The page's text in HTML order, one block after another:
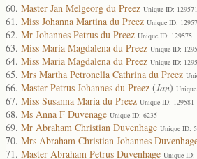
Master Jan Melgeorg du Preez Unique ID: 129571
Miss Johanna Martina du Preez Unique ID:
Mr Johannes Petrus du Preez Unique ID: 129575
Miss Maria Magdalena du Preez Unique ID:
Miss Maria Magdalena du Preez Unique ID:
Mrs Martha Petronella Cathrina du Preez
Master Petrus Johannes du Preez (Jan)
Miss Susanna Maria du Preez Unique ID: 129581
Ms Anna F Duvenage Unique ID: 6235
Mr Abraham Christian Duvenhage Unique ID:
Mrs Abraham Christian Johannes
Master Abraham Petrus Duvenhage Unique ID: